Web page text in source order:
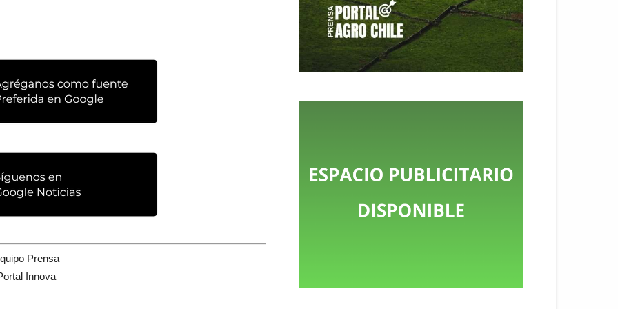
Prensa
Innova